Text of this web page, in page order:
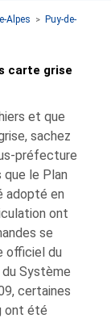
Alpes >
Puy-de-
carte grise
et que
sachez
préfecture
le Plan
adopté en
ont
se
officiel du
Système
certaines
ont été